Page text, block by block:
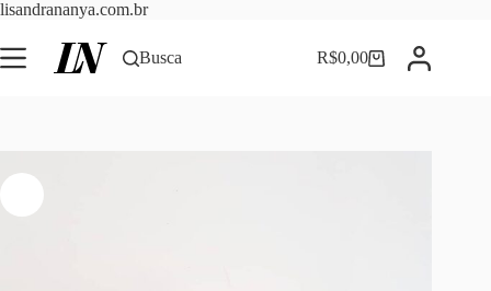
lisandrananya.com.brPular
o
conteúdo
Busca Carrinho
R$0,00